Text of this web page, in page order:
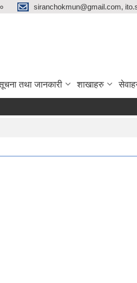
siranchokmun@gmail.com,
तथा जानकारी शाखाहरु